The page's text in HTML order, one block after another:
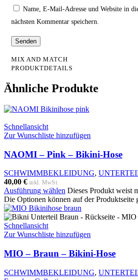
Name, E-Mail-Adresse und Website in
nächsten Kommentar speichern.
MIX AND MATCH
PRODUKTDETAILS
Ähnliche Produkte
Schnellansicht
Zur Wunschliste hinzufügen
NAOMI – Pink – Bikini-Hose
SCHWIMMBEKLEIDUNG,
40,00 € inkl. MwSt.
Ausführung wählen Dieses Produkt weist
Die Optionen können auf der Produktseite
Schnellansicht
Zur Wunschliste hinzufügen
MIO – Braun – Bikini-Hose
SCHWIMMBEKLEIDUNG,